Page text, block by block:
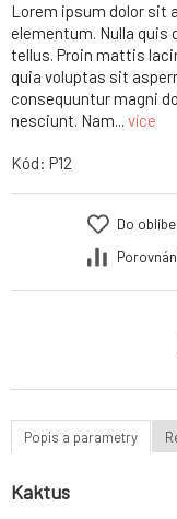
Lorem ipsum dolor sit
elementum. Nulla
tellus. Proin mattis
quia voluptas sit
consequuntur magni
nesciunt. Nam... více
Kód: P12
Do
Popis a parametry
Kaktus